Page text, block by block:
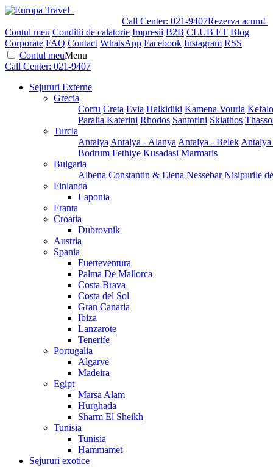
Call Center: 021-9407Rezerva acum!
Contul meu Conditii de calatorie Impresii B2B CLUB ET Blog
Corporate FAQ Contact WhatsApp Facebook Instagram RSS
Contul meuMenu
Call Center: 021-9407
Sejururi Externe
Grecia
Corfu Creta Evia Halkidiki Kamena Vourla
Paralia Katerini Rhodos Santorini Skiathos
Turcia
Antalya Antalya - Alanya Antalya - Belek
Bodrum Fethiye Kusadasi Marmaris
Bulgaria
Albena Constantin & Elena Nessebar Nisipurile
Finlanda
Laponia
Franta
Croatia
Dubrovnik
Austria
Spania
Fuerteventura
Palma De Mallorca
Costa Brava
Costa del Sol
Gran Canaria
Ibiza
Lanzarote
Tenerife
Portugalia
Algarve
Madeira
Egipt
Marsa Alam
Hurghada
Sharm El Sheikh
Tunisia
Tunisia
Hammamet
Sejururi exotice